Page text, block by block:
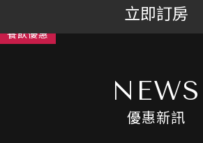
立即訂房
NEWS
優惠新訊
餐飲優惠